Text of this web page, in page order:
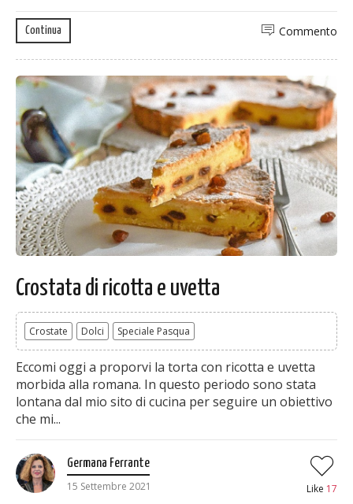
Continua Commento
Crostata di ricotta e uvetta
Crostate Dolci Speciale Pasqua
Eccomi oggi a proporvi la torta con ricotta e uvetta
morbida alla romana. In questo periodo sono stata
lontana dal mio sito di cucina per seguire un obiettivo
che mi...
Germana Ferrante
15 Settembre 2021
Like 17